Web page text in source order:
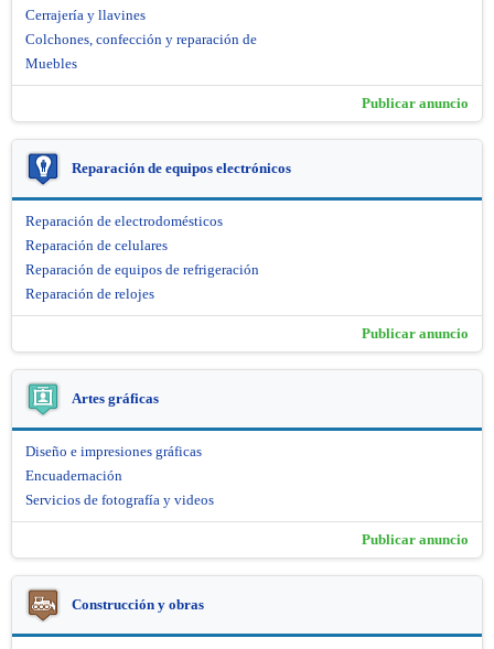
Cerrajería y llavines
Colchones, confección y reparación de
Muebles
Publicar anuncio
Reparación de equipos electrónicos
Reparación de electrodomésticos
Reparación de celulares
Reparación de equipos de refrigeración
Reparación de relojes
Publicar anuncio
Artes gráficas
Diseño e impresiones gráficas
Encuadernación
Servicios de fotografía y videos
Publicar anuncio
Construcción y obras